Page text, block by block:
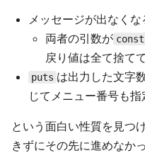
メッセージが出なく
両者の引数が
戻り値は全て捨て
puts は出力した文字
じてメニュー番号も指
という面白い性質を見つ
きずにその先に進めなか